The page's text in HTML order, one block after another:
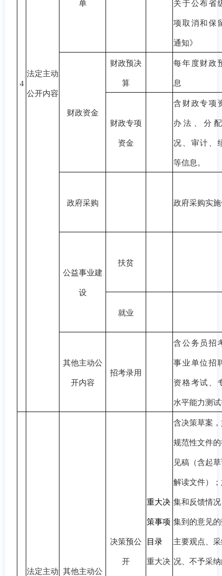
4
法定主动
公开内容
单 关于公布省
项取消和保
通知》
财政资金
财政预决
算
每年度财政
息
财政专项
资金
含财政专项
办法、分
况、审计、
等信息。
政府采购 政府采购实
公益事业建
设
扶贫
就业
其他主动公
开内容
招考录用
含公务员招
事业单位招
资格考试、
水平能力测
法定主动 其他主动公
决策预公
开
重大决
策事项
目录
重大决
含决策草案
规范性文件
见稿（含起
解读文件）
集和反馈情
集到的意见
主要观点、
况、不予采